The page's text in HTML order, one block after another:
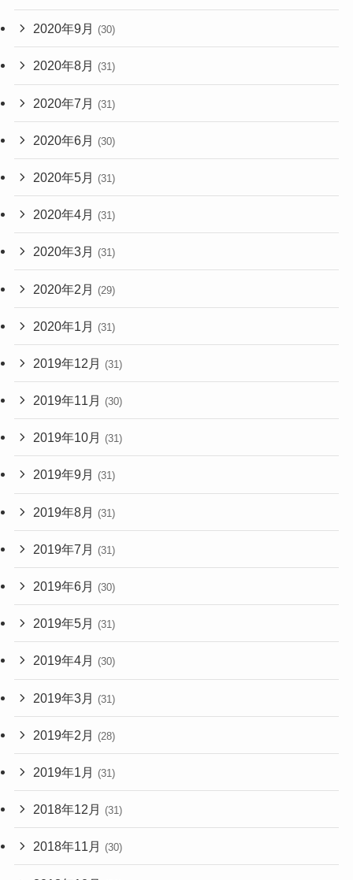
2020年9月 (30)
2020年8月 (31)
2020年7月 (31)
2020年6月 (30)
2020年5月 (31)
2020年4月 (31)
2020年3月 (31)
2020年2月 (29)
2020年1月 (31)
2019年12月 (31)
2019年11月 (30)
2019年10月 (31)
2019年9月 (31)
2019年8月 (31)
2019年7月 (31)
2019年6月 (30)
2019年5月 (31)
2019年4月 (30)
2019年3月 (31)
2019年2月 (28)
2019年1月 (31)
2018年12月 (31)
2018年11月 (30)